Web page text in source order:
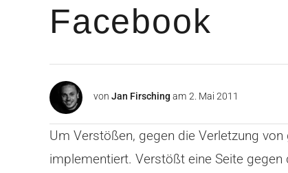
Facebook
von Jan Firsching am 2. Mai 2011
Um Verstößen, gegen die Verletzung
implementiert. Verstößt eine Seite